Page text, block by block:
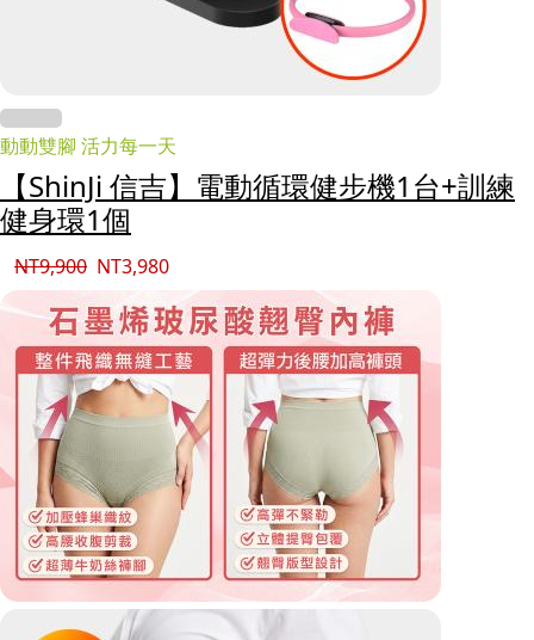
動動雙腳 活力每一天
【ShinJi 信吉】電動循環健步機1台+訓練
健身環1個
NT9,900 NT3,980